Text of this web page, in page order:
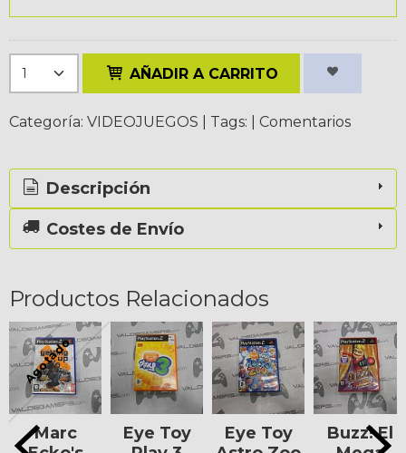
AÑADIR A CARRITO
Categoría: VIDEOJUEGOS Tags: Comentarios
Descripción
Costes de Envío
Productos Relacionados
Agotado
Marc
Eye Toy
Eye Toy
Buzz! El